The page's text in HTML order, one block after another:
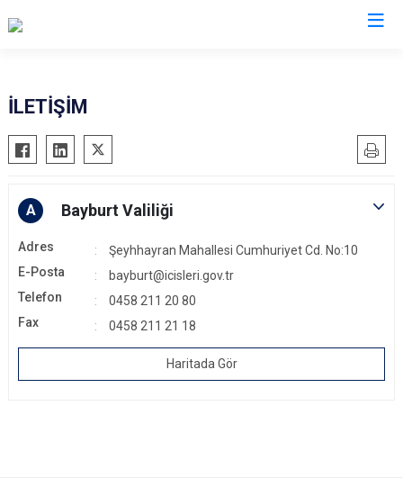
İLETİŞİM
A Bayburt Valiliği
Adres
Şeyhhayran Mahallesi Cumhuriyet Cd. No:10
E-Posta
bayburt@icisleri.gov.tr
Telefon
0458 211 20 80
Fax
0458 211 21 18
Haritada Gör